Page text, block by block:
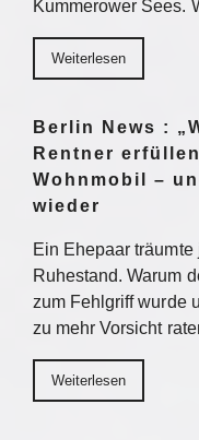
Kummerower Sees.
Weiterlesen
Berlin News :
Rentner
Wohnmobil –
wieder
Ein Ehepaar
Ruhestand. Warum
zum Fehlgriff wurde
zu mehr Vorsicht
Weiterlesen